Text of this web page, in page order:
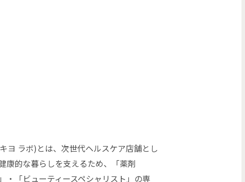
ヨ ラボ)とは、次世代ヘルスケア店舗とし
康的な暮らしを支えるため、「薬剤
・「ビューティースペシャリスト」の専